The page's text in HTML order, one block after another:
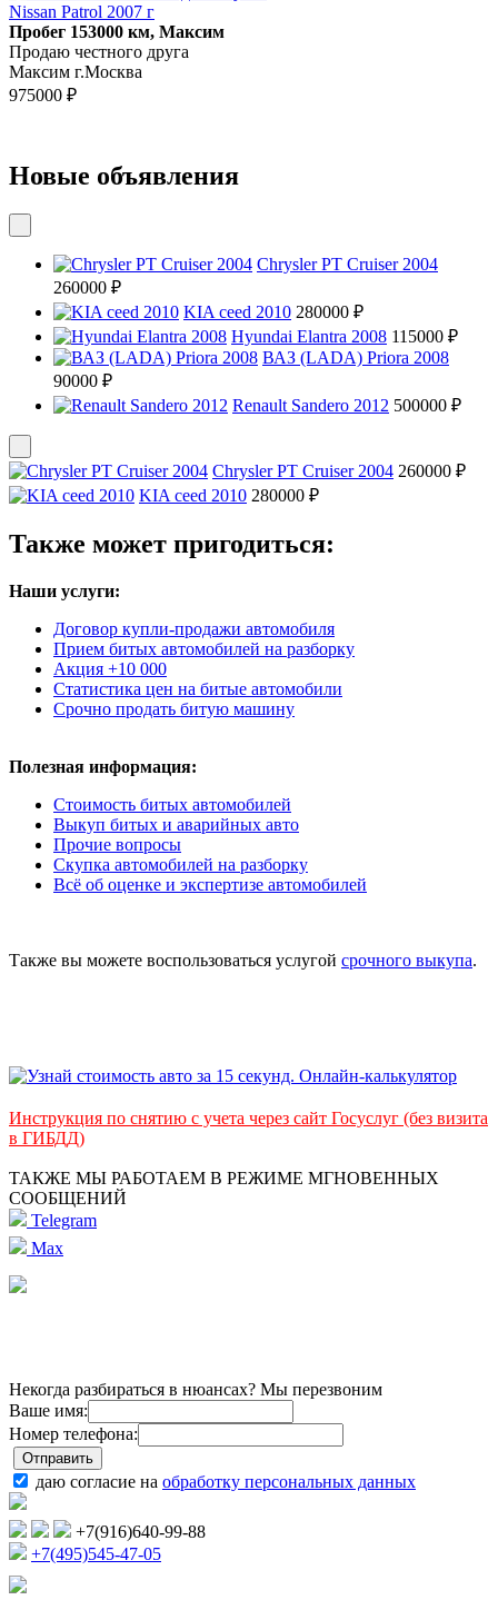
Nissan Patrol 2007 г
Пробег 153000 км, Максим
Продаю честного друга
Максим г.Москва
975000 ₽
Новые объявления
Chrysler PT Cruiser 2004
260000 ₽
KIA ceed 2010 280000 ₽
Hyundai Elantra 2008 115000 ₽
ВАЗ (LADA) Priora 2008
90000 ₽
Renault Sandero 2012 500000 ₽
Chrysler PT Cruiser 2004 260000 ₽
KIA ceed 2010 280000 ₽
Также может пригодиться:
Наши услуги:
Договор купли-продажи автомобиля
Прием битых автомобилей на разборку
Акция +10 000
Статистика цен на битые автомобили
Срочно продать битую машину
Полезная информация:
Стоимость битых автомобилей
Выкуп битых и аварийных авто
Прочие вопросы
Скупка автомобилей на разборку
Всё об оценке и экспертизе автомобилей
Также вы можете воспользоваться услугой срочного выкупа.
Инструкция по снятию с учета через сайт Госуслуг (без визита
в ГИБДД)
ТАКЖЕ МЫ РАБОТАЕМ В РЕЖИМЕ МГНОВЕННЫХ
СООБЩЕНИЙ
Telegram
Max
Некогда разбираться в нюансах? Мы перезвоним
Ваше имя:
Номер телефона:
даю согласие на обработку персональных данных
+7(916)640-99-88
+7(495)545-47-05